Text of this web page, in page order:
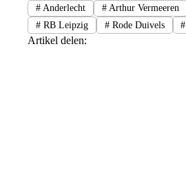
#Anderlecht #Arthur Vermeeren
#RB Leipzig #Rode Duivels #
Artikel delen: